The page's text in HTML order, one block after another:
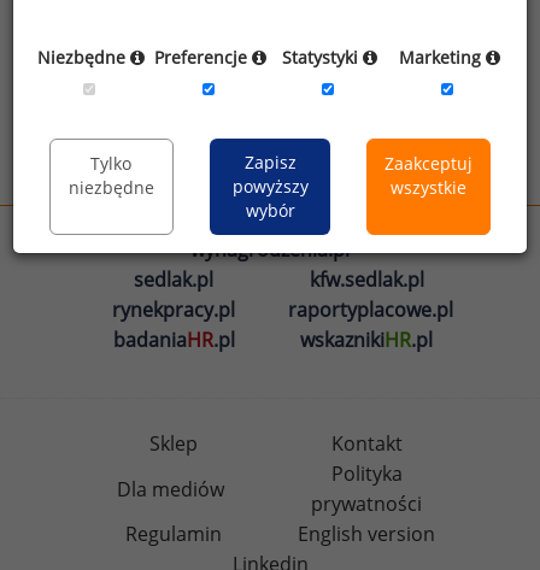
Oświadczam, że zapoznałem się z treścią
informacji na temat przetwarzania
Wyślij
wynagrodzenia.pl
sedlak.pl
kfw.sedlak.pl
rynekpracy.pl
raportyplacowe.pl
badaniaHR.pl wskaznikiHR.pl
Sklep
Kontakt
Dla mediów
Polityka
prywatności
Regulamin
English version
Linkedin
Niezbędne Preferencje Statystyki Marketing
Tylko
niezbędne
Zapisz
powyższy
wybór
Zaakceptuj
wszystkie